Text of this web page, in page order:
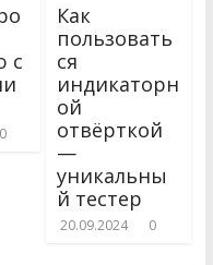
с
0
Как
пользовать
ся
индикаторн
ой
отвёрткой
—
уникальны
й тестер
20.09.2024 0